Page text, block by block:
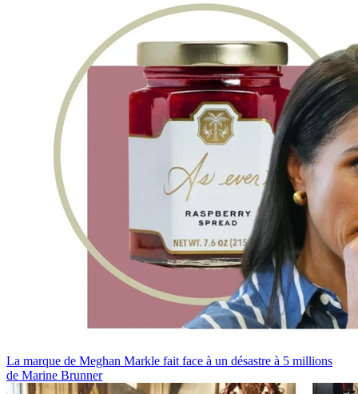
La marque de Meghan Markle fait face à un désastre à 5 millions
de Marine Brunner